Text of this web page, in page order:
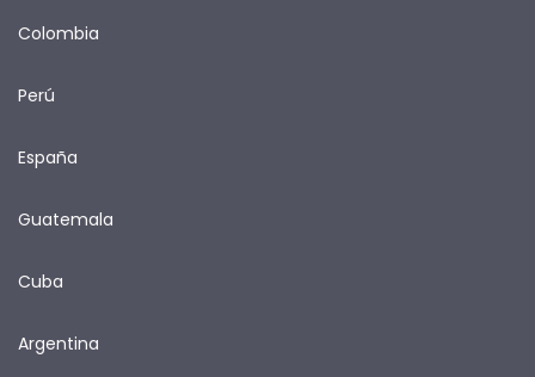
Colombia
Perú
España
Guatemala
Cuba
Argentina